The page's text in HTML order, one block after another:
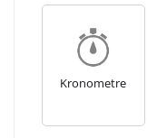
Kronometre